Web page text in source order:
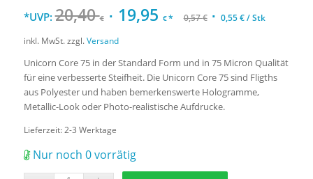
*UVP: 20,40€ 19,95 €* 0,57€ 0,55€/Stk
inkl. MwSt. zzgl.Versand
Unicorn Core 75 in der Standard Form und in 75 Micron Qualität
für eine verbesserte Steifheit. Die Unicorn Core 75 sind Fligths
aus Polyester und haben bemerkenswerte Hologramme,
Metallic-Look oder Photo-realistische Aufdrucke.
Lieferzeit: 2-3 Werktage
Nur noch 0 vorrätig